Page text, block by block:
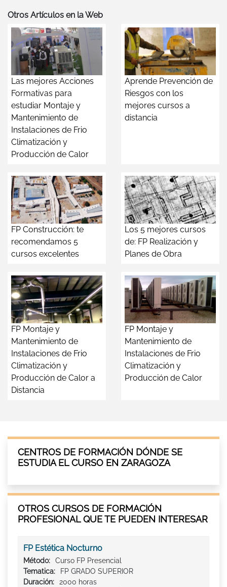
Otros Artículos en la Web
Las mejores Acciones
Formativas para
estudiar Montaje y
Mantenimiento de
Instalaciones de Frio
Climatización y
Producción de Calor
Aprende Prevención de
Riesgos con los
mejores cursos a
distancia
FP Construcción: te
recomendamos 5
cursos excelentes
Los 5 mejores cursos
de: FP Realización y
Planes de Obra
FP Montaje y
Mantenimiento de
Instalaciones de Frio
Climatización y
Producción de Calor a
Distancia
FP Montaje y
Mantenimiento de
Instalaciones de Frio
Climatización y
Producción de Calor
CENTROS DE FORMACIÓN DÓNDE SE
ESTUDIA EL CURSO EN ZARAGOZA
OTROS CURSOS DE FORMACIÓN
PROFESIONAL QUE TE PUEDEN INTERESAR
FP Estética Nocturno
Método:
Curso FP Presencial
Tematica:
FP GRADO SUPERIOR
Duración:
2000 horas